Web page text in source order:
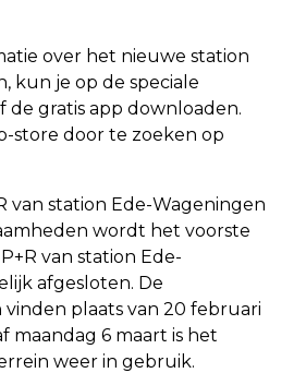
over het nieuwe station
kun je op de speciale
de gratis app downloaden.
store door te zoeken op
van station Ede-Wageningen
wordt het voorste
van station Ede-
afgesloten. De
plaats van 20 februari
maandag 6 maart is het
weer in gebruik.